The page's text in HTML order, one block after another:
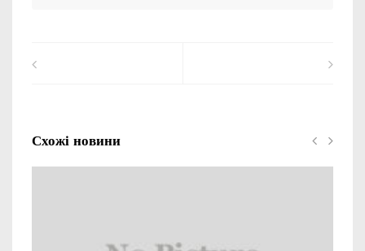
Схожі новини